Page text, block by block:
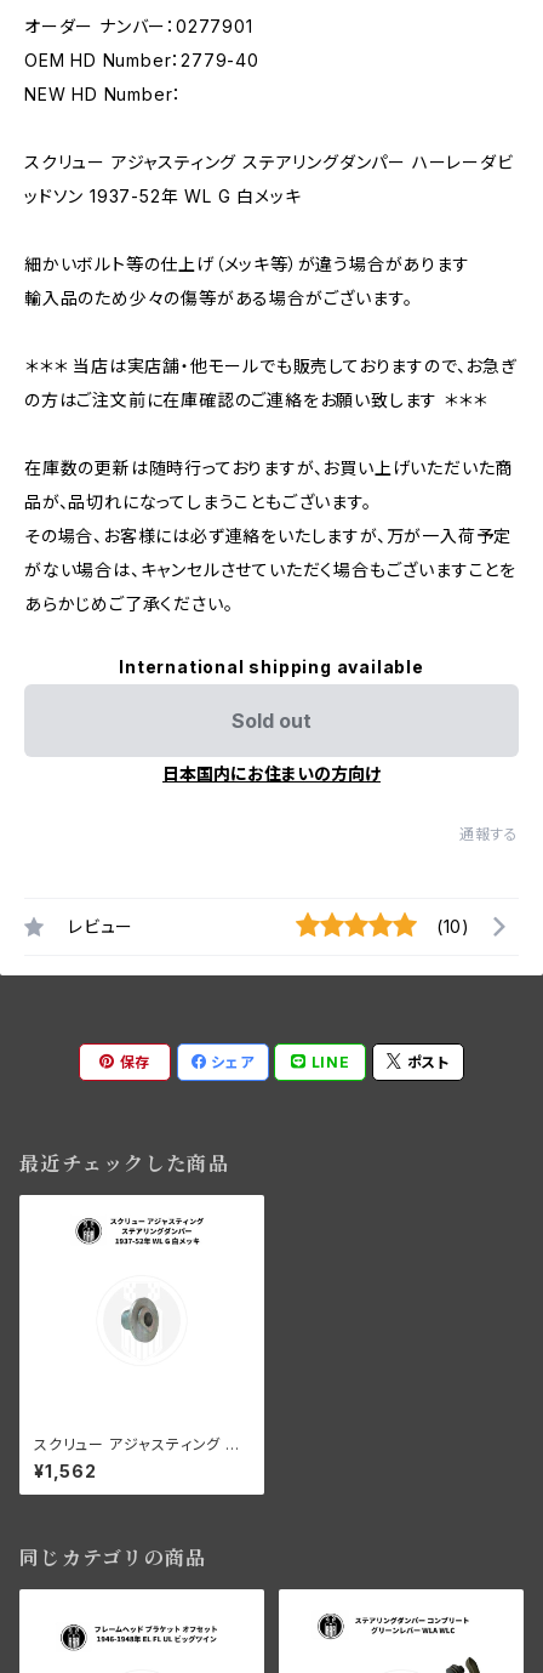
オーダー ナンバー：0277901
OEM HD Number：2779-40
NEW HD Number：
スクリュー アジャスティング ステアリングダンパー ハーレーダビ
ッドソン 1937-52年 WL G 白メッキ
細かいボルト等の仕上げ（メッキ等）が違う場合があります
輸入品のため少々の傷等がある場合がございます。
＊＊＊ 当店は実店舗・他モールでも販売しておりますので、お急ぎ
の方はご注文前に在庫確認のご連絡をお願い致します ＊＊＊
在庫数の更新は随時行っておりますが、お買い上げいただいた商
品が、品切れになってしまうこともございます。
その場合、お客様には必ず連絡をいたしますが、万が一入荷予定
がない場合は、キャンセルさせていただく場合もございますことを
あらかじめご了承ください。
International shipping available
Sold out
日本国内にお住まいの方向け
通報する
レビュー (10)
保存 シェア LINE ポスト
最近チェックした商品
スクリュー アジャスティング ス
テアリングダンパー ハーレーダ
ビッドソン 1937-52年 WL G
白メッキ
¥1,562
同じカテゴリの商品